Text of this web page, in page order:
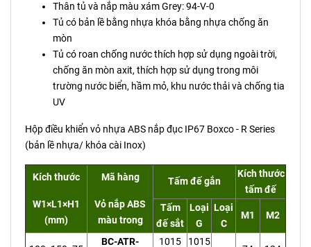
Thân tủ và nắp màu xám Grey: 94-V-0
Tủ có bản lề bằng nhựa khóa bằng nhựa chống ăn
mòn
Tủ có roan chống nước thích hợp sử dụng ngoài trời,
chống ăn mòn axit, thích hợp sử dụng trong môi
trường nước biển, hầm mỏ, khu nước thải và chống tia
UV
Hộp điều khiển vỏ nhựa ABS nắp đục IP67 Boxco - R Series
(bản lề nhựa/ khóa cài Inox)
Kích thước
W1×L1×H1
(mm)
Mã hàng
Vỏ nắp ABS
màu trong
Tấm đế gắn
Kích thước
tấm đế
Tấm
đế sắt
Loại
G
Loại
C
M1 M2
BC-ATR- 1015 1015